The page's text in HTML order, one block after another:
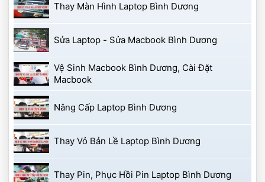
Thay Màn Hình Laptop Bình Dương
Sửa Laptop - Sửa Macbook Bình Dương
Vệ Sinh Macbook Bình Dương, Cài Đặt
Macbook
Nâng Cấp Laptop Bình Dương
Thay Vỏ Bản Lề Laptop Bình Dương
Thay Pin, Phục Hồi Pin Laptop Bình Dương